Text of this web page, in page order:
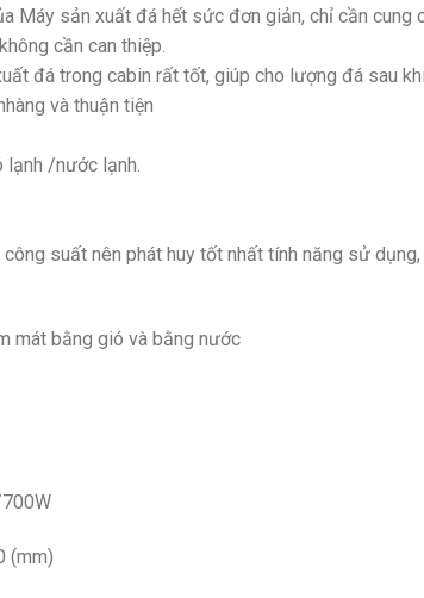
Máy sản xuất đá hết sức đơn giản, chỉ cần
cần can thiệp.
đá trong cabin rất tốt, giúp cho lượng đá sau
và thuận tiện
lạnh /nước lạnh.
suất nên phát huy tốt nhất tính năng sử
bằng gió và bằng nước